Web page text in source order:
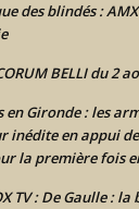
des blindés :
BELLI du 2
en Gironde : les
inédite en appui
la première fois
TV : De Gaulle :